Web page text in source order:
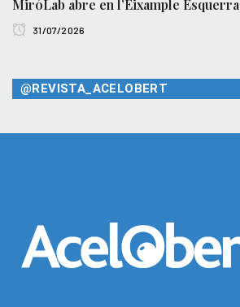
MiróLab abre en l’Eixample Esquerra
31/07/2026
@REVISTA_ACELOBERT